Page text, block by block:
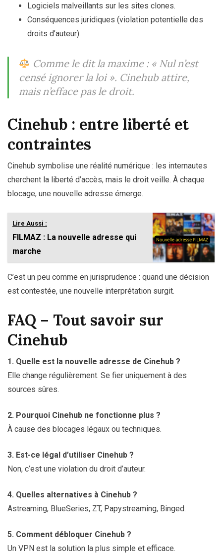
Logiciels malveillants sur les sites clones.
Conséquences juridiques (violation potentielle des
droits d’auteur).
Comme le dit la maxime : « Nul n’est
censé ignorer la loi ». Cinehub attire,
mais n’efface pas le droit.
Cinehub : entre liberté et
contraintes
Cinehub symbolise une réalité numérique : les internautes
cherchent la liberté d’accès, mais le droit veille. À chaque
blocage, une nouvelle adresse émerge.
Lire Aussi :
FILMAZ : La nouvelle adresse qui
marche
C’est un peu comme en jurisprudence : quand une décision
est contestée, une nouvelle interprétation surgit.
FAQ – Tout savoir sur
Cinehub
1. Quelle est la nouvelle adresse de Cinehub ?
Elle change régulièrement. Se fier uniquement à des
sources sûres.
2. Pourquoi Cinehub ne fonctionne plus ?
À cause des blocages légaux ou techniques.
3. Est-ce légal d’utiliser Cinehub ?
Non, c’est une violation du droit d’auteur.
4. Quelles alternatives à Cinehub ?
Astreaming, BlueSeries, ZT, Papystreaming, Binged.
5. Comment débloquer Cinehub ?
Un VPN est la solution la plus simple et efficace.